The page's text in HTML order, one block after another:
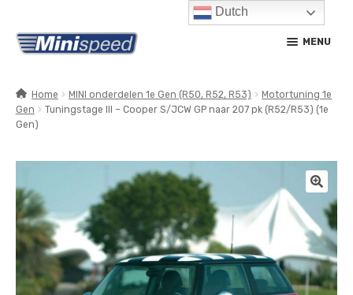
Ga
door
navigatie
Ga
naar
inhoud
MENU
PRODUCTEN
CONTACT
MIJN ACCOUNT
Home MINI onderdelen 1e Gen (R50, R52, R53)
Motortuning 1e
Gen
Tuningstage III – Cooper S/JCW GP naar 207 pk (R52/R53) (1e
Gen)
Dutch